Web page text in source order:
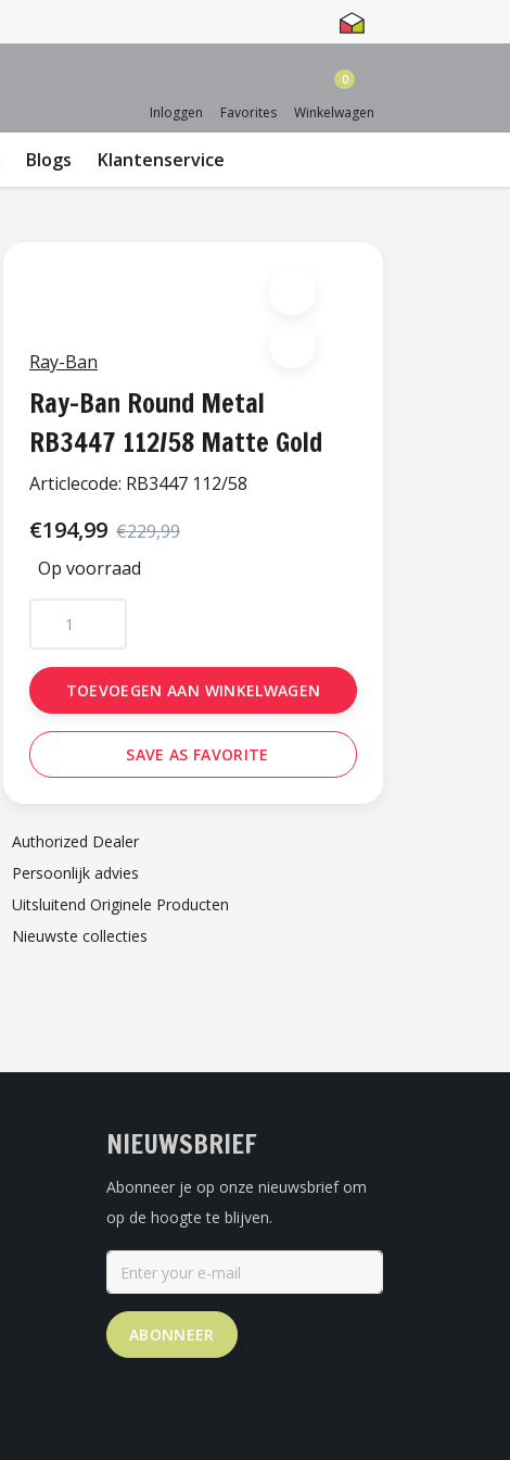
Inloggen Favorites
0
Winkelwagen
Blogs Klantenservice
Ray-Ban
Ray-Ban Round Metal
RB3447 112/58 Matte Gold
Articlecode: RB3447 112/58
€194,99 €229,99
Op voorraad
TOEVOEGEN AAN WINKELWAGEN
SAVE AS FAVORITE
Authorized Dealer
Persoonlijk advies
Uitsluitend Originele Producten
Nieuwste collecties
NIEUWSBRIEF
Abonneer je op onze nieuwsbrief om
op de hoogte te blijven.
ABONNEER